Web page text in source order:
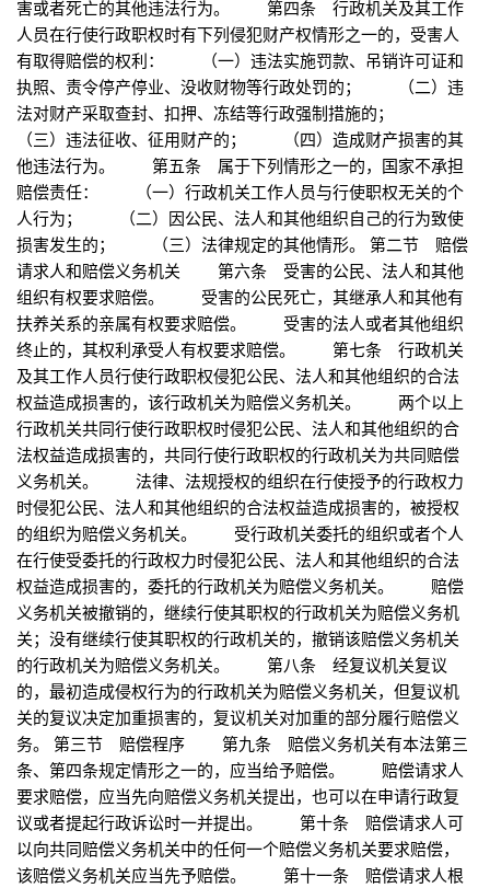
害或者死亡的其他违法行为。 第四条 行政机关及其工作
人员在行使行政职权时有下列侵犯财产权情形之一的，受害人
有取得赔偿的权利： （一）违法实施罚款、吊销许可证和
执照、责令停产停业、没收财物等行政处罚的； （二）违
法对财产采取查封、扣押、冻结等行政强制措施的；
（三）违法征收、征用财产的； （四）造成财产损害的其
他违法行为。 第五条 属于下列情形之一的，国家不承担
赔偿责任： （一）行政机关工作人员与行使职权无关的个
人行为； （二）因公民、法人和其他组织自己的行为致使
损害发生的； （三）法律规定的其他情形。 第二节 赔偿
请求人和赔偿义务机关 第六条 受害的公民、法人和其他
组织有权要求赔偿。 受害的公民死亡，其继承人和其他有
扶养关系的亲属有权要求赔偿。 受害的法人或者其他组织
终止的，其权利承受人有权要求赔偿。 第七条 行政机关
及其工作人员行使行政职权侵犯公民、法人和其他组织的合法
权益造成损害的，该行政机关为赔偿义务机关。 两个以上
行政机关共同行使行政职权时侵犯公民、法人和其他组织的合
法权益造成损害的，共同行使行政职权的行政机关为共同赔偿
义务机关。 法律、法规授权的组织在行使授予的行政权力
时侵犯公民、法人和其他组织的合法权益造成损害的，被授权
的组织为赔偿义务机关。 受行政机关委托的组织或者个人
在行使受委托的行政权力时侵犯公民、法人和其他组织的合法
权益造成损害的，委托的行政机关为赔偿义务机关。 赔偿
义务机关被撤销的，继续行使其职权的行政机关为赔偿义务机
关；没有继续行使其职权的行政机关的，撤销该赔偿义务机关
的行政机关为赔偿义务机关。 第八条 经复议机关复议
的，最初造成侵权行为的行政机关为赔偿义务机关，但复议机
关的复议决定加重损害的，复议机关对加重的部分履行赔偿义
务。 第三节 赔偿程序 第九条 赔偿义务机关有本法第三
条、第四条规定情形之一的，应当给予赔偿。 赔偿请求人
要求赔偿，应当先向赔偿义务机关提出，也可以在申请行政复
议或者提起行政诉讼时一并提出。 第十条 赔偿请求人可
以向共同赔偿义务机关中的任何一个赔偿义务机关要求赔偿，
该赔偿义务机关应当先予赔偿。 第十一条 赔偿请求人根